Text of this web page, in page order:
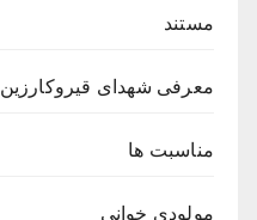
مستند
معرفی شهدای قیروکارزین
مناسبت ها
مولودی خوانی